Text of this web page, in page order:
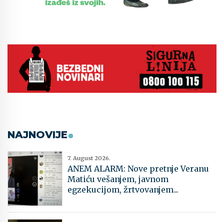
NAJNOVIJE
7. August 2026.
ANEM ALARM: Nove pretnje Veranu
Matiću vešanjem, javnom
egzekucijom, žrtvovanjem...